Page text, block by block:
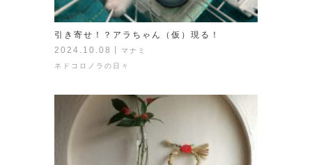
引き寄せ！？アラちゃん（仮）現る！
2024.10.08
マナミ
ネドコロノラの日々